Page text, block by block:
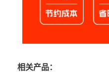
相关产品：